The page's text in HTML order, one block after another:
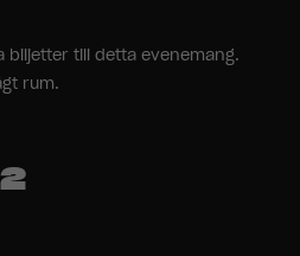
biljetter till detta evenemang.
rum.